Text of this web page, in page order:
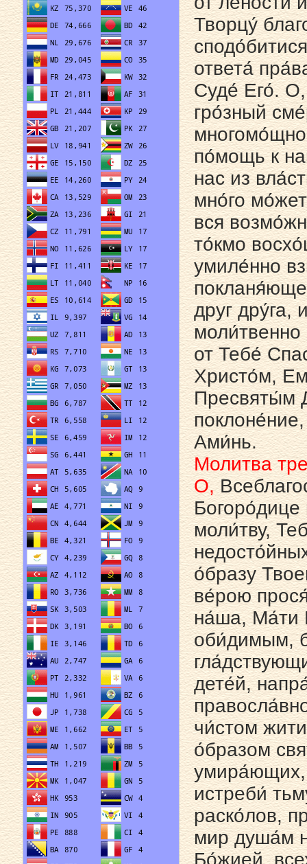
Творцу́
ответа́
Суде́ Его́.
гро́зный
по́мощь к
нас из
мно́го
вся
то́кмо
умиле́нно
друг дру́га,
от Тебе́
Христо́м,
Пресвяты́м
Ами́нь.
Молитва
О,
моли́тву,
о́бразу
ве́рою
на́ша, Ма́ти
оби́димым,
дете́й,
чи́стом
о́бразом
умира́ющих,
истреби́
раско́лов,
мир душа́м
Бо́жией,